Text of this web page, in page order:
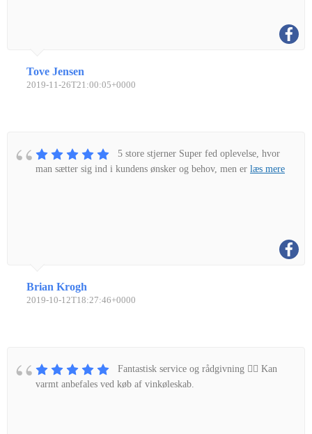
Tove Jensen
2019-11-26T21:00:05+0000
5 store stjerner Super fed oplevelse, hvor
man sætter sig ind i kundens ønsker og behov, men er læs mere
Brian Krogh
2019-10-12T18:27:46+0000
Fantastisk service og rådgivning 👌🏼 Kan
varmt anbefales ved køb af vinkøleskab.